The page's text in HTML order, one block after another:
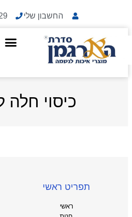
החשבון שלי
כיסוי
תפריט ראשי
ראשי